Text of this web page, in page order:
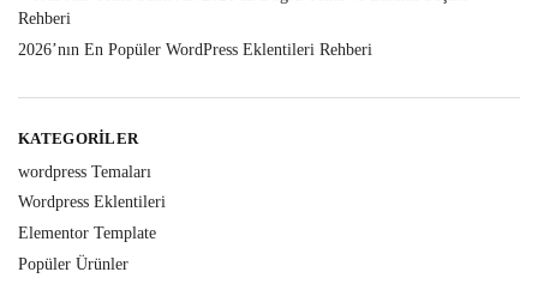
Rehberi
2026’nın En Popüler WordPress Eklentileri Rehberi
KATEGORILER
wordpress Temaları
Wordpress Eklentileri
Elementor Template
Popüler Ürünler